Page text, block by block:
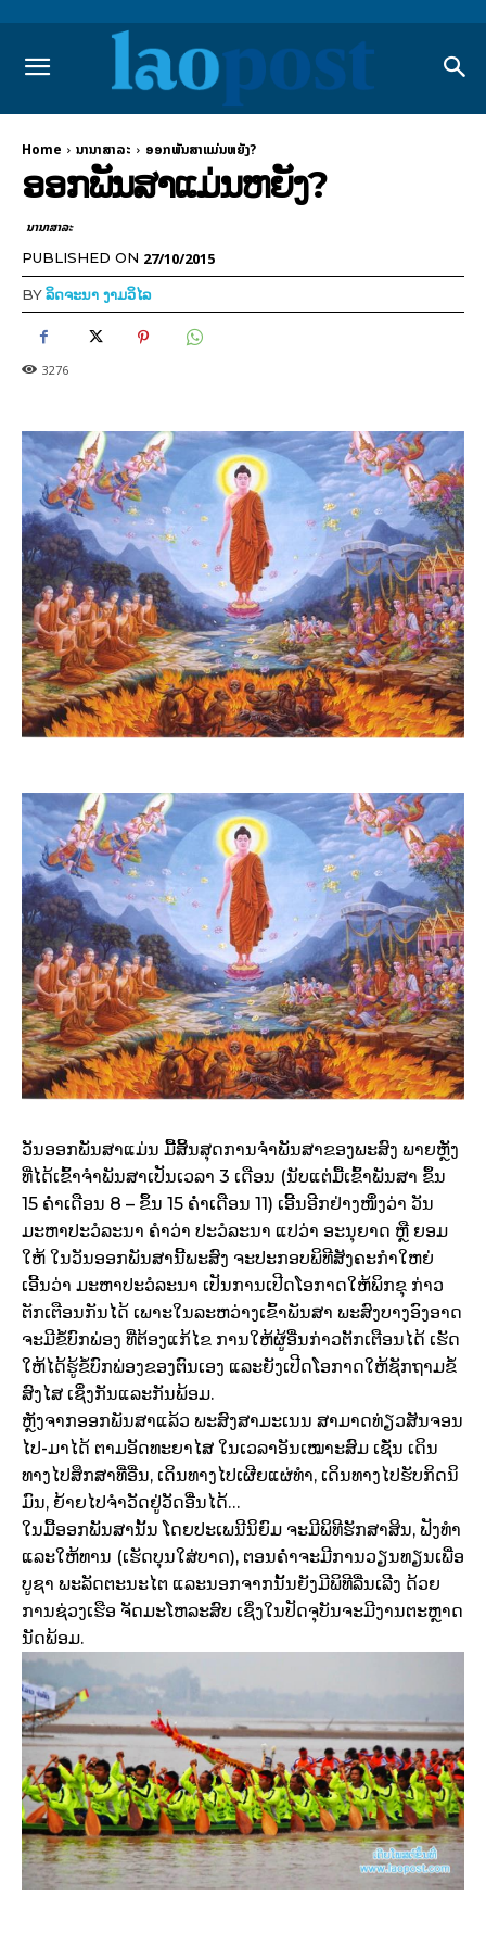
Home ນານາສາລະ ອອກພັນສາແມ່ນຫຍັງ?
ອອກພັນສາແມ່ນຫຍັງ?
ນານາສາລະ
PUBLISHED ON 27/10/2015
BYລິດຈະນາ ງາມວິໄລ
3276
ວັນອອກພັນສາແມ່ນ ມື້ສິ້ນສຸດການຈຳພັນສາຂອງພະສົງ ພາຍຫຼັງ
ທີ່ໄດ້ເຂົ້າຈຳພັນສາເປັນເວລາ 3 ເດືອນ (ນັບແຕ່ມື້ເຂົ້າພັນສາ ຂຶ້ນ
15 ຄ່ຳເດືອນ 8 – ຂຶ້ນ 15 ຄ່ຳເດືອນ 11) ເອີ້ນອີກຢ່າງໜຶ່ງວ່າ ວັນ
ມະຫາປະວໍລະນາ ຄຳວ່າ ປະວໍລະນາ ແປວ່າ ອະນຸຍາດ ຫຼື ຍອມ
ໃຫ້ ໃນວັນອອກພັນສານີ້ພະສົງ ຈະປະກອບພິທີສັງຄະກຳໃຫຍ່
ເອີ້ນວ່າ ມະຫາປະວໍລະນາ ເປັນການເປີດໂອກາດໃຫ້ພິກຂຸ ກ່າວ
ຕັກເຕືອນກັນໄດ້ ເພາະໃນລະຫວ່າງເຂົ້າພັນສາ ພະສົງບາງອົງອາດ
ຈະມີຂໍ້ບົກພ່ອງ ທີ່ຕ້ອງແກ້ໄຂ ການໃຫ້ຜູ້ອື່ນກ່າວຕັກເຕືອນໄດ້ ເຮັດ
ໃຫ້ໄດ້ຮູ້ຂໍ້ບົກພ່ອງຂອງຕົນເອງ ແລະຍັງເປີດໂອກາດໃຫ້ຊັກຖາມຂໍ້
ສົງໄສ ເຊິ່ງກັນແລະກັນພ້ອມ.
ຫຼັງຈາກອອກພັນສາແລ້ວ ພະສົງສາມະເນນ ສາມາດທ່ຽວສັນຈອນ
ໄປ-ມາໄດ້ ຕາມອັດທະຍາໄສ ໃນເວລາອັນເໝາະສົມ ເຊັ່ນ ເດິນ
ທາງໄປສຶກສາທີ່ອື່ນ, ເດິນທາງໄປເຜີຍແຜ່ທຳ, ເດິນທາງໄປຮັບກິດນິ
ມົນ, ຍ້າຍໄປຈຳວັດຢູ່ວັດອື່ນໄດ້…
ໃນມື້ອອກພັນສານັ້ນ ໂດຍປະເພນີນິຍົມ ຈະມີພິທີຮັກສາສິນ, ຟັງທຳ
ແລະໃຫ້ທານ (ເຮັດບຸນໃສ່ບາດ), ຕອນຄ່ຳຈະມີການວຽນທຽນເພື່ອ
ບູຊາ ພະລັດຕະນະໄຕ ແລະນອກຈາກນັ້ນຍັງມີພິທີລື່ນເລີງ ດ້ວຍ
ການຊ່ວງເຮືອ ຈັດມະໂຫລະສົບ ເຊິ່ງໃນປັດຈຸບັນຈະມີງານຕະຫຼາດ
ນັດພ້ອມ.